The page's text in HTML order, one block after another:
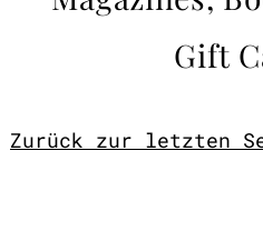
Gift
Zurück zur letzten